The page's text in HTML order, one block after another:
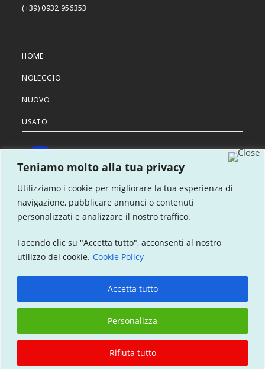
Teniamo molto alla tua privacy
Utilizziamo i cookie per migliorare la tua esperienza di
navigazione, pubblicare annunci o contenuti
personalizzati e analizzare il nostro traffico.
Facendo clic su "Accetta tutto", acconsenti al nostro
utilizzo dei cookie. Cookie Policy
Personalizza
Rifiuta tutto
Accetta tutto
(+39) 0932 956353
HOME
NOLEGGIO
NUOVO
USATO
OPENS
IN
A
TAB
CONTATTACI
FINANZIAMENTI
ASSISTENZA
Privacy Policy Cookie Policy
Copyright 2024 - Golden Car | Tutti i diritti riservati | P. IVA: